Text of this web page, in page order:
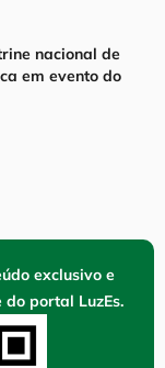
nacional de
em evento do
exclusivo e
portal LuzEs.